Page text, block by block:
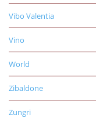
Vibo Valentia
Vino
World
Zibaldone
Zungri